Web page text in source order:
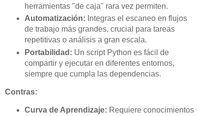
herramientas "de caja" rara vez permiten.
Automatización: Integras el escaneo en flujos
de trabajo más grandes, crucial para tareas
repetitivas o análisis a gran escala.
Portabilidad: Un script Python es fácil de
compartir y ejecutar en diferentes entornos,
siempre que cumpla las dependencias.
Contras:
Curva de Aprendizaje: Requiere conocimientos